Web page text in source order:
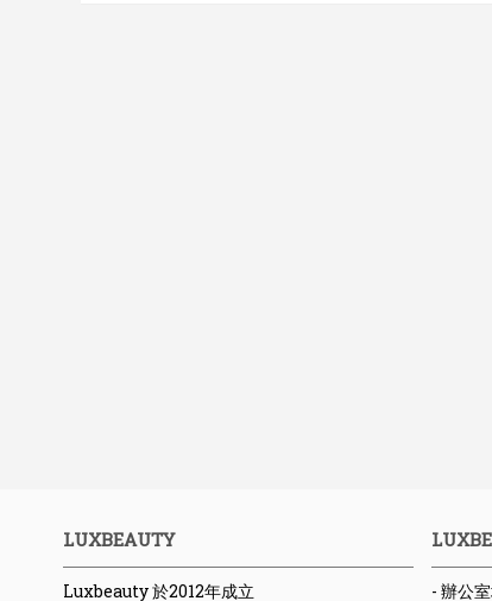
LUXBEAUTY
Luxbeauty 於2012年成立
- 辦公